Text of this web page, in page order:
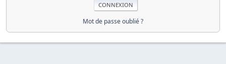
Mot de passe oublié ?